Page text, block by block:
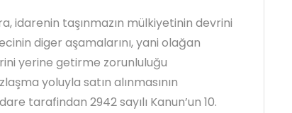
idarenin taşınmazın mülkiyetinin devrini
diger aşamalarını, yani olağan
yerine getirme zorunluluğu
yoluyla satın alınmasının
tarafindan 2942 sayılı Kanun’un 10.